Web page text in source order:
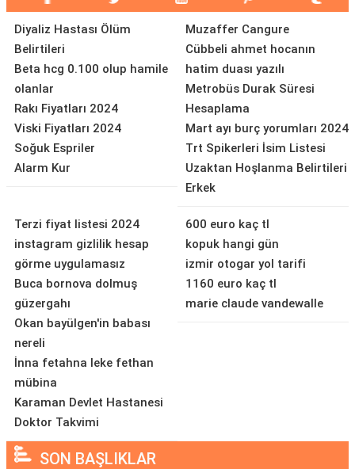
Diyaliz Hastası Ölüm
Belirtileri
Beta hcg 0.100 olup hamile
olanlar
Rakı Fiyatları 2024
Viski Fiyatları 2024
Soğuk Espriler
Alarm Kur
Muzaffer Cangure
Cübbeli ahmet hocanın
hatim duası yazılı
Metrobüs Durak Süresi
Hesaplama
Mart ayı burç yorumları 2024
Trt Spikerleri İsim Listesi
Uzaktan Hoşlanma Belirtileri
Erkek
Terzi fiyat listesi 2024
instagram gizlilik hesap
görme uygulamasız
Buca bornova dolmuş
güzergahı
Okan bayülgen'in babası
nereli
İnna fetahna leke fethan
mübina
Karaman Devlet Hastanesi
Doktor Takvimi
600 euro kaç tl
kopuk hangi gün
izmir otogar yol tarifi
1160 euro kaç tl
marie claude vandewalle
SON BAŞLIKLAR